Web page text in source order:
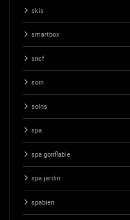
skis
smartbox
sncf
soin
soins
spa
spa gonflable
spa jardin
spabien